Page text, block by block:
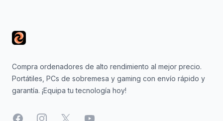
Compra ordenadores de alto rendimiento al mejor precio.
Portátiles, PCs de sobremesa y gaming con envío rápido y
garantía. ¡Equipa tu tecnología hoy!
FacebookInstagram
X YouTube